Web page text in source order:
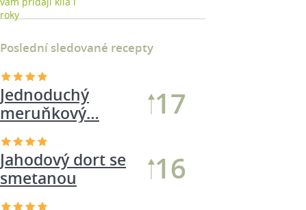
Poslední sledované recepty
Jednoduchý
meruňkový…
17
Jahodový dort se
smetanou
17